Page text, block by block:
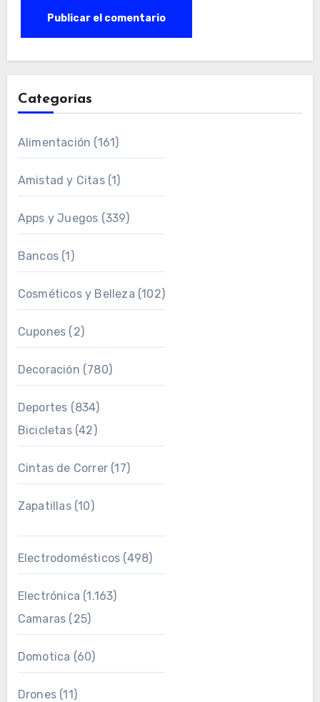
Categorías
Alimentación (161)
Amistad y Citas(1)
Apps y Juegos (339)
Bancos(1)
Cosméticos y Belleza (102)
Cupones (2)
Decoración (780)
Deportes (834)
Bicicletas(42)
Cintas de Correr(17)
Zapatillas(10)
Electrodomésticos (498)
Electrónica (1.163)
Camaras (25)
Domotica (60)
Drones(11)